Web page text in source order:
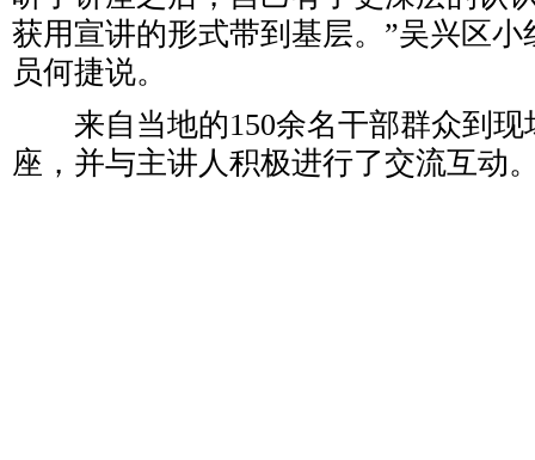
获用宣讲的形式带到基层。”吴兴区
员何捷说。
来自当地的150余名干部群众到现
座，并与主讲人积极进行了交流互动